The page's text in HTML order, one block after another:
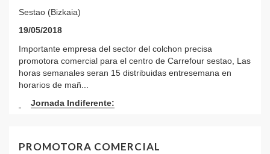
Sestao (Bizkaia)
19/05/2018
Importante empresa del sector del colchon precisa
promotora comercial para el centro de Carrefour sestao, Las
horas semanales seran 15 distribuidas entresemana en
horarios de mañ...
Jornada Indiferente:
PROMOTORA COMERCIAL